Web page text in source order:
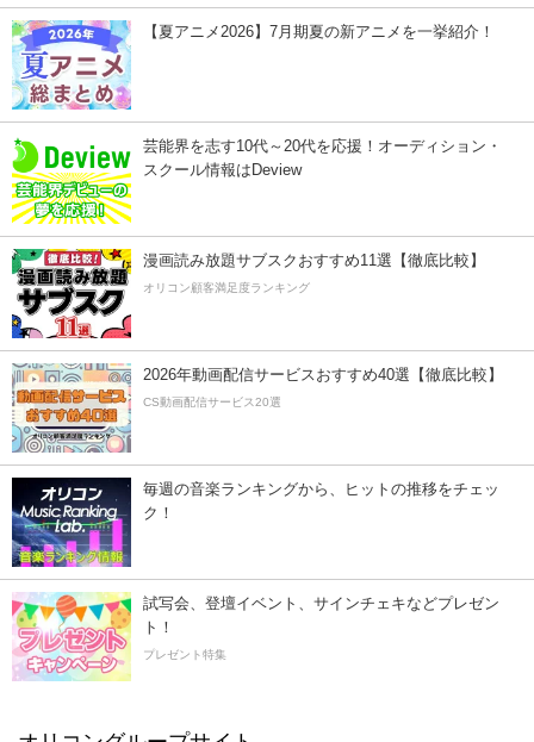
【夏アニメ2026】7月期夏の新アニメを一挙紹介！
芸能界を志す10代～20代を応援！オーディション・
スクール情報はDeview
漫画読み放題サブスクおすすめ11選【徹底比較】
オリコン顧客満足度ランキング
2026年動画配信サービスおすすめ40選【徹底比較】
CS動画配信サービス20選
毎週の音楽ランキングから、ヒットの推移をチェッ
ク！
試写会、登壇イベント、サインチェキなどプレゼン
ト！
プレゼント特集